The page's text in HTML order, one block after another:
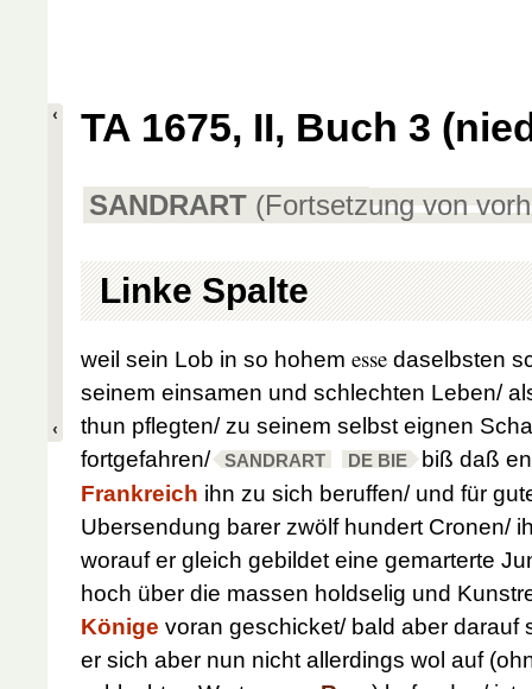
TA 1675, II, Buch 3
SANDRART (Fortsetzung von
Linke Spalte
weil sein Lob in so hohem esse daselbsten
seinem einsamen und schlechten Leben/
thun pflegten/ zu seinem selbst eignen
fortgefahren/
SANDRART DE BIE
biß daß
Frankreich ihn zu sich beruffen/ und für
Ubersendung barer zwölf hundert Cronen/
worauf er gleich gebildet eine gemarterte
hoch über die massen holdselig und
Könige voran geschicket/ bald aber darauf
er sich aber nun nicht allerdings wol auf